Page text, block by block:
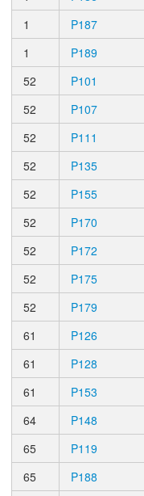
1
P187
1
P189
52
P101
52
P107
52
P111
52
P135
52
P155
52
P170
52
P172
52
P175
52
P179
61
P126
61
P128
61
P153
64
P148
65
P119
65
P188